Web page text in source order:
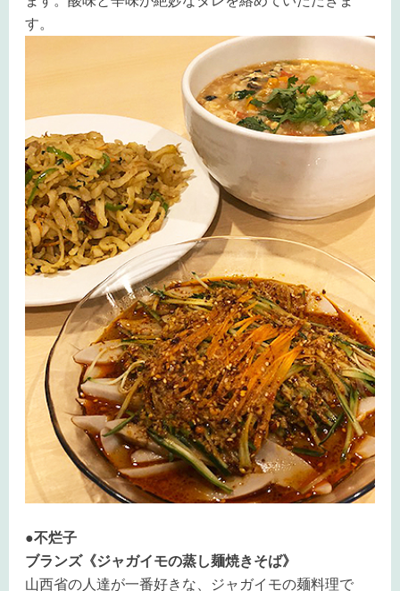
す。
●不烂子
ブランズ《ジャガイモの蒸し麺焼きそば》
山西省の人達が一番好きな、ジャガイモの麺料理で